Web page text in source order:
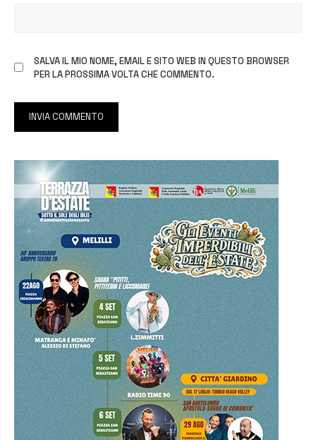
SALVA IL MIO NOME, EMAIL E SITO WEB IN QUESTO BROWSER
PER LA PROSSIMA VOLTA CHE COMMENTO.